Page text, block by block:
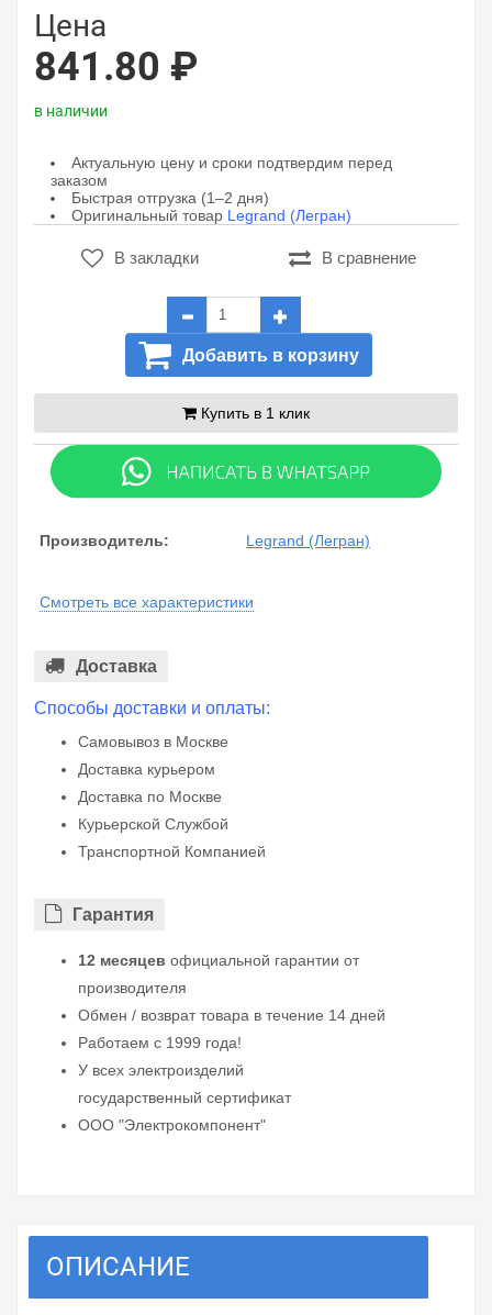
Цена
841.80 ₽
в наличии
Актуальную цену и сроки подтвердим перед
заказом
Быстрая отгрузка (1–2 дня)
Оригинальный товар Legrand (Легран)
В закладки В сравнение
Добавить в корзину
Купить в 1 клик
Производитель: Legrand (Легран)
Смотреть все характеристики
Доставка
Способы доставки и оплаты:
Самовывоз в Москве
Доставка курьером
Доставка по Москве
Курьерской Службой
Транспортной Компанией
Гарантия
12 месяцев официальной гарантии от
производителя
Обмен / возврат товара в течение 14 дней
Работаем с 1999 года!
У всех электроизделий
государственный сертификат
ООО "Электрокомпонент"
ОПИСАНИЕ